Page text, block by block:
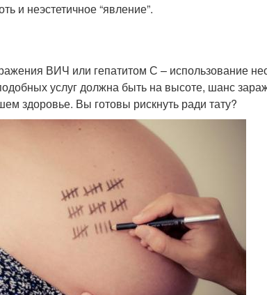
и неэстетичное “явление”.
ВИЧ или гепатитом С – использование
услуг должна быть на высоте, шанс
здоровье. Вы готовы рискнуть ради тату?